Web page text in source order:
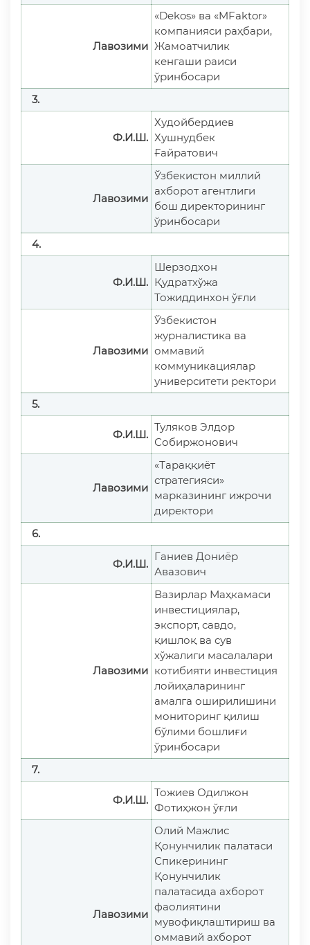
Лавозими
«Dekos» ва «MFaktor»
компанияси раҳбари,
Жамоатчилик
кенгаши раиси
ўринбосари
3.
Ф.И.Ш.
Худойбердиев
Хушнудбек
Ғайратович
Лавозими
Ўзбекистон миллий
ахборот агентлиги
бош директорининг
ўринбосари
4.
Ф.И.Ш.
Шерзодхон
Қудратхўжа
Тожиддинхон ўғли
Лавозими
Ўзбекистон
журналистика ва
оммавий
коммуникациялар
университети ректори
5.
Ф.И.Ш.
Туляков Элдор
Собиржонович
Лавозими
«Тараққиёт
стратегияси»
марказининг ижрочи
директори
6.
Ф.И.Ш.
Ганиев Дониёр
Авазович
Лавозими
Вазирлар Маҳкамаси
инвестициялар,
экспорт, савдо,
қишлоқ ва сув
хўжалиги масалалари
котибияти инвестиция
лойиҳаларининг
амалга оширилишини
мониторинг қилиш
бўлими бошлиғи
ўринбосари
7.
Ф.И.Ш.
Тожиев Одилжон
Фотиҳжон ўғли
Лавозими
Олий Мажлис
Қонунчилик палатаси
Спикерининг
Қонунчилик
палатасида ахборот
фаолиятини
мувофиқлаштириш ва
оммавий ахборот